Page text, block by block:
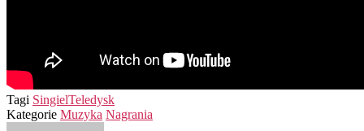
Tagi SingielTeledysk
Kategorie Muzyka Nagrania